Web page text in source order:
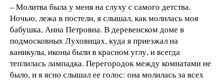
– Молитва была у меня на слуху с самого детства.
Ночью, лежа в постели, я слышал, как молилась моя
бабушка, Анна Петровна. В деревенском доме в
подмосковных Луховицах, куда я приезжал на
каникулы, иконы были в красном углу, и всегда
теплилась лампадка. Перегородок между комнатами не
было, и я ясно слышал ее голос: она молилась за всех